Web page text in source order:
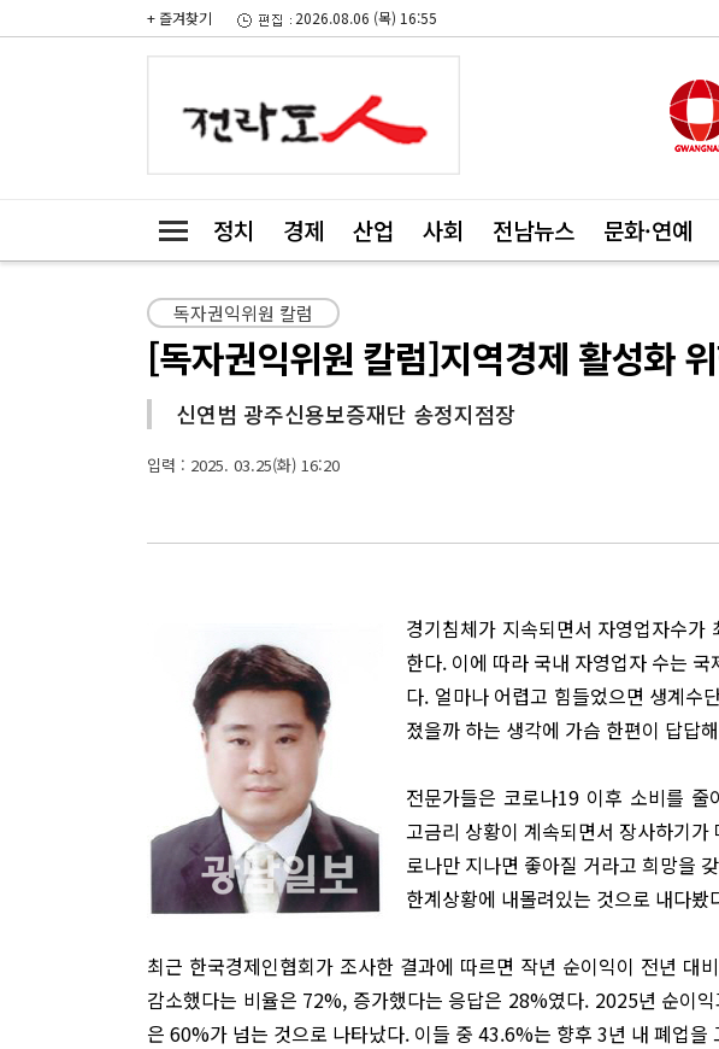
+ 즐겨찾기 2026.08.06 (목) 16:55
정치 경제 산업 사회 전남뉴스 문화·연예
독자권익위원 칼럼
[독자권익위원 칼럼]지역경제 활성화
신연범 광주신용보증재단 송정지점장
입력 : 2025. 03.25(화) 16:20
경기침체가 지속되면서 자영업자수
한다. 이에 따라 국내 자영업자 수는
다. 얼마나 어렵고 힘들었으면 생계수
졌을까 하는 생각에 가슴 한편이 답답
전문가들은 코로나19 이후 소비를
고금리 상황이 계속되면서 장사하기
로나만 지나면 좋아질 거라고 희망을
한계상황에 내몰려있는 것으로 내다봤
최근 한국경제인협회가 조사한 결과에 따르면 작년 순이익이 전년 대
감소했다는 비율은 72%, 증가했다는 응답은 28%였다. 2025년 순이
은 60%가 넘는 것으로 나타났다. 이들 중 43.6%는 향후 3년 내 폐업을